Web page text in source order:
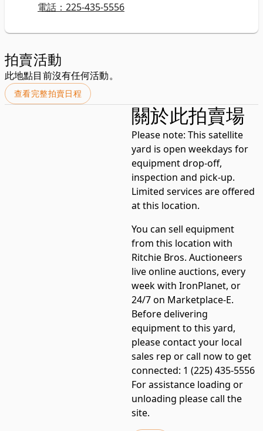
電話：225-435-5556
拍賣活動
此地點目前沒有任何活動。
查看完整拍賣日程
關於此拍賣場
Please note: This satellite
yard is open weekdays for
equipment drop-off,
inspection and pick-up.
Limited services are offered
at this location.
You can sell equipment
from this location with
Ritchie Bros. Auctioneers
live online auctions, every
week with IronPlanet, or
24/7 on Marketplace-E.
Before delivering
equipment to this yard,
please contact your local
sales rep or call now to get
connected: 1 (225) 435-5556
For assistance loading or
unloading please call the
site.